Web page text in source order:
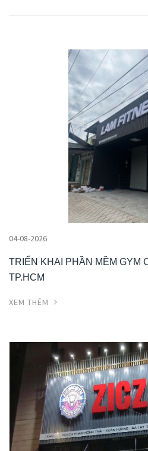
04-08-2026
TRIỂN KHAI PHẦN MỀM GYM
TP.HCM
XEM THÊM